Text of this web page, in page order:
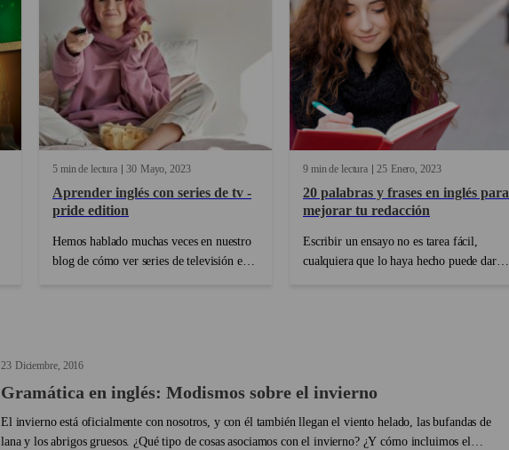
5 min de lectura 30 Mayo 2023
Aprender inglés con series de tv -
pride edition
Hemos hablado muchas veces en nuestro
blog de cómo ver series de televisión en
9 min de lectura 25 Enero 2023
20 palabras y frases en inglés para
mejorar tu redacción
Escribir un ensayo no es tarea fácil,
cualquiera que lo haya hecho puede dar
23 Diciembre 2016
Gramática en inglés: Modismos sobre el invierno
El invierno está oficialmente con nosotros, y con él también llegan el viento helado, las bufandas de
lana y los abrigos gruesos. ¿Qué tipo de cosas asociamos con el invierno? ¿Y cómo incluimos el